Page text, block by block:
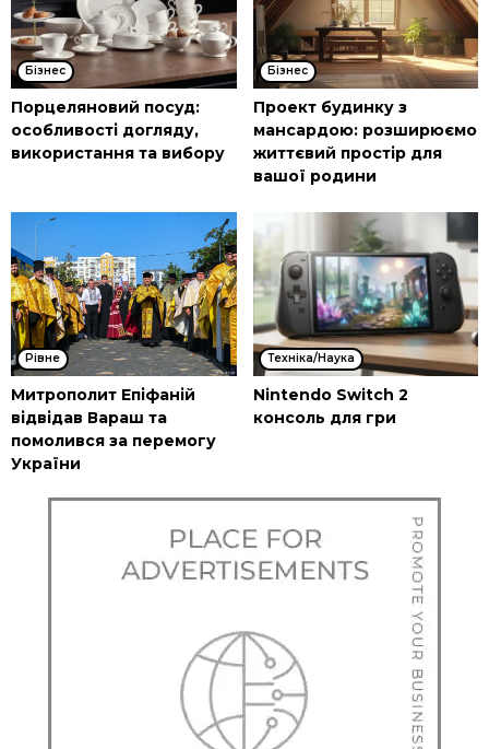
Бізнес
Порцеляновий посуд:
особливості догляду,
використання та вибору
Бізнес
Проект будинку з
мансардою: розширюємо
життєвий простір для
вашої родини
Рівне
Митрополит Епіфаній
відвідав Вараш та
помолився за перемогу
України
Техніка/Наука
Nintendo Switch 2
консоль для гри